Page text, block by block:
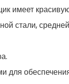
имеет
стали,
для